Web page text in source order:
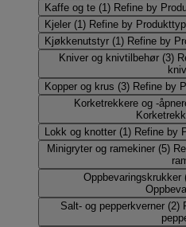
Kaffe og te (1) Refine by
Kjeler (1) Refine by
Kjøkkenutstyr (1) Refine by
Kniver og knivtilbehør (3)
Kopper og krus (3) Refine by
Korketrekkere og -
Lokk og knotter (1) Refine by
Minigryter og ramekiner (5)
Oppbevaringskrukker
Salt- og pepperkverner (2)